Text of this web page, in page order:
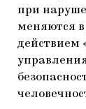
при
меняются
действием